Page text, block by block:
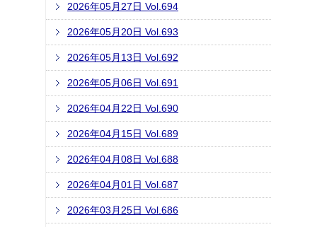
2026年05月27日 Vol.694
2026年05月20日 Vol.693
2026年05月13日 Vol.692
2026年05月06日 Vol.691
2026年04月22日 Vol.690
2026年04月15日 Vol.689
2026年04月08日 Vol.688
2026年04月01日 Vol.687
2026年03月25日 Vol.686